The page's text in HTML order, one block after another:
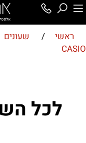
ראשי / שעונים
CASIO